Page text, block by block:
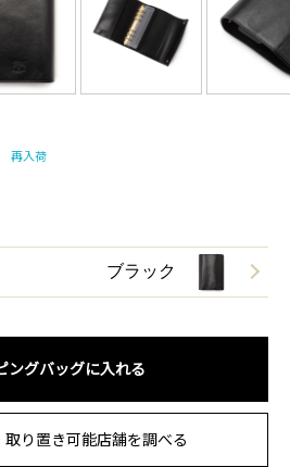
再入荷
ブラック
ングバッグに入れる
取り置き可能店舗を調べる